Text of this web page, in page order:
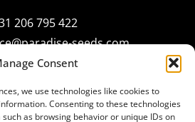
Consent
we use technologies like cookies to
Consenting to these technologies
as browsing behavior or unique IDs on
206 795 422
seeds.com
– Vrijdag: